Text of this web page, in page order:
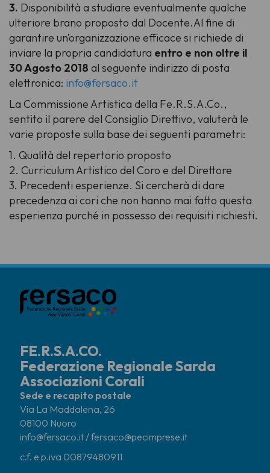
3. Disponibilità a studiare eventualmente qualche
ulteriore brano proposto dal Docente.Al fine di
garantire un’organizzazione efficace si richiede di
inviare la propria candidatura entro e non oltre il
30 Agosto 2018 al seguente indirizzo di posta
elettronica: info@fersaco.it
La Commissione Artistica della Fe.R.S.A.Co.,
sentito il parere del Consiglio Direttivo, valuterà le
varie proposte sulla base dei seguenti parametri:
1. Qualità del repertorio proposto
2. Curriculum Artistico del Coro e del Direttore
3. Precedenti esperienze. Si cercherà di dare
precedenza ai cori che non hanno mai fatto questa
esperienza purché in possesso dei requisiti richiesti.
FE.R.S.A.CO.
Federazione Regionale Sarda
Associazioni Corali
Sede e recapito postale
Via La Maddalena, 26
08100 Nuoro
info@fersaco.it / fersaco@pecimprese.it
c.f. e p.iva 00879480911